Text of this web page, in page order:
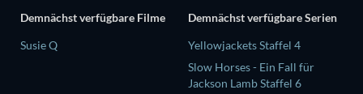
Demnächst verfügbare Filme
Susie Q
Demnächst verfügbare Serien
Yellowjackets Staffel 4
Slow Horses - Ein Fall für
Jackson Lamb Staffel 6